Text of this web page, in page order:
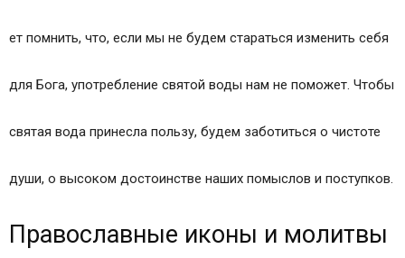
ет помнить, что, если мы не будем стараться изменить себя
для Бога, употребление святой воды нам не поможет. Чтобы
святая вода принесла пользу, будем заботиться о чистоте
души, о высоком достоинстве наших помыслов и поступков.
Православные иконы и молитвы